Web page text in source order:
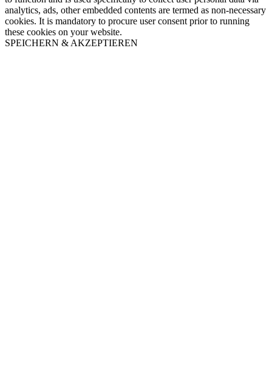
analytics, ads, other embedded contents are termed as non-necessary
cookies. It is mandatory to procure user consent prior to running
these cookies on your website.
SPEICHERN & AKZEPTIEREN